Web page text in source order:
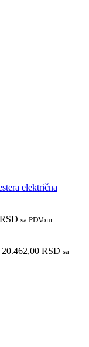
električna
RSD sa PDVom
20.462,00 RSD sa